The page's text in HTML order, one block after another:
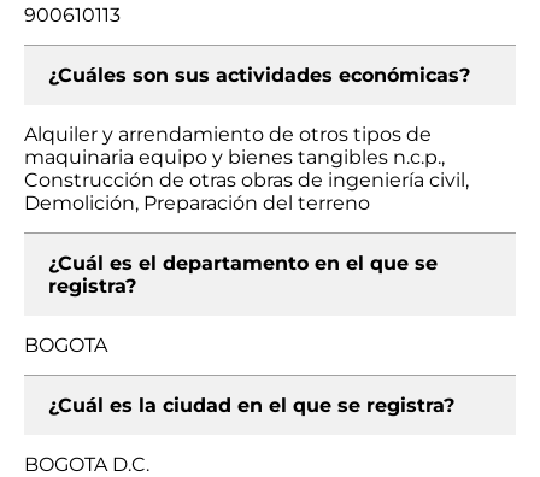
900610113
¿Cuáles son sus actividades económicas?
Alquiler y arrendamiento de otros tipos de
maquinaria equipo y bienes tangibles n.c.p.,
Construcción de otras obras de ingeniería civil,
Demolición, Preparación del terreno
¿Cuál es el departamento en el que se
registra?
BOGOTA
¿Cuál es la ciudad en el que se registra?
BOGOTA D.C.